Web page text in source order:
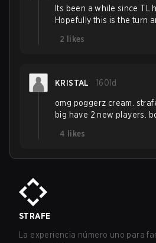
Its been a while since TL
Hopefully this is the turn
2
likes
KRISTAL 1601d
omg poggerz cream.
big have 2 new players.
4
likes
STRAFE
La experiencia número uno para